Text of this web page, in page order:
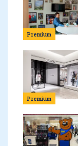
Premium
Premium